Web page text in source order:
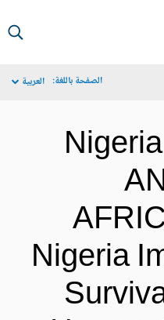
الصفحة باللغة: العربية
Nigeria